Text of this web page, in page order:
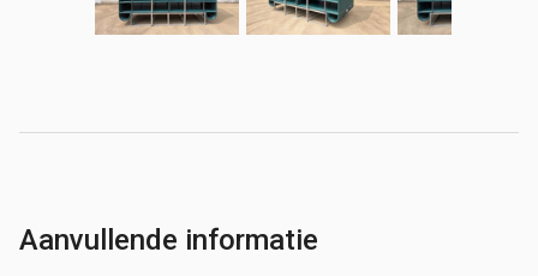
Aanvullende informatie